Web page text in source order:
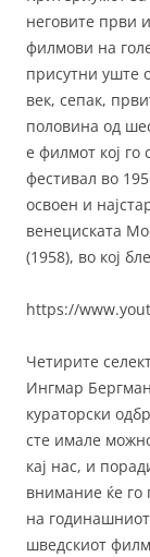
неговите први
филмови на
присутни уште
век, сепак,
половина од
е филмот кој
фестивал во
освоен и
венециската
(1958), во кој
https://
Четирите
Ингмар
кураторски
сте имале
кај нас, и
внимание ќе го
на
шведскиот